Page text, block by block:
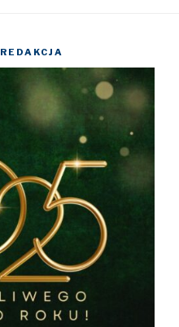
REDAKCJA